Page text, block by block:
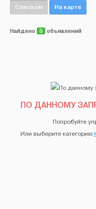
Списком На карте
Найдено 0 объявлений
ПО ДАННОМУ
Попробуйте
Или выберите категорию